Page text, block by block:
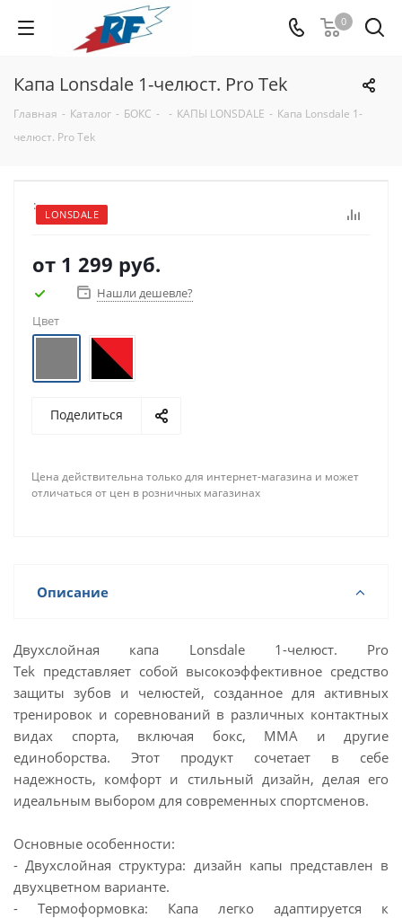
0
Капа Lonsdale 1-челюст. Pro Tek
Главная - Каталог - БОКС - - КАПЫ LONSDALE - Капа Lonsdale 1-
челюст. Pro Tek
LONSDALE
:
от 1 299 руб.
Нашли дешевле?
Цвет
Поделиться
Цена действительна только для интернет-магазина и может
отличаться от цен в розничных магазинах
Описание
Двухслойная капа Lonsdale 1-челюст. Pro
Tek представляет собой высокоэффективное средство
защиты зубов и челюстей, созданное для активных
тренировок и соревнований в различных контактных
видах спорта, включая бокс, ММА и другие
единоборства. Этот продукт сочетает в себе
надежность, комфорт и стильный дизайн, делая его
идеальным выбором для современных спортсменов.
Основные особенности:
- Двухслойная структура: дизайн капы представлен в
двухцветном варианте.
- Термоформовка: Капа легко адаптируется к